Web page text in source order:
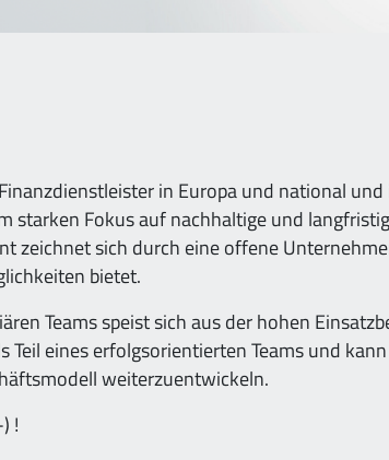
in Europa und national
Fokus auf nachhaltige und
zeichnet sich durch eine offene
bietet.
Teams speist sich aus der hohen
Teil eines erfolgsorientierten Teams und
weiterzuentwickeln.
!